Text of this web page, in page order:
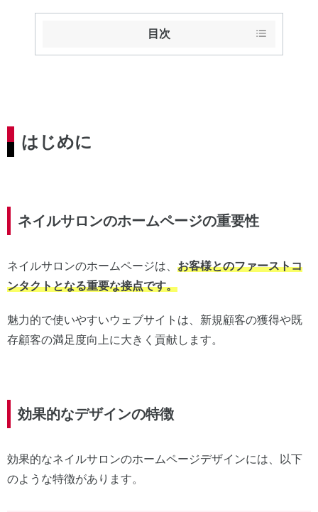
目次
はじめに
ネイルサロンのホームページの重要性
ネイルサロンのホームページは、 お客様とのファーストコ
ンタクトとなる重要な接点です。
魅力的で使いやすいウェブサイトは、新規顧客の獲得や既
存顧客の満足度向上に大きく貢献します。
効果的なデザインの特徴
効果的なネイルサロンのホームページデザインには、以下
のような特徴があります。